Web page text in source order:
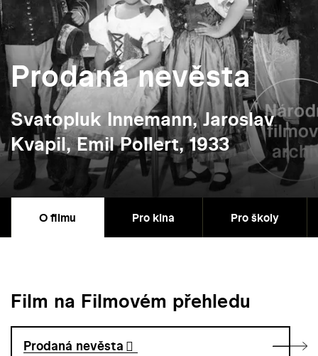
Prodaná nevěsta
Svatopluk Innemann, Jaroslav
Kvapil, Emil Pollert, 1933
O filmu Pro kina Pro školy
Film na Filmovém přehledu
Prodaná nevěsta